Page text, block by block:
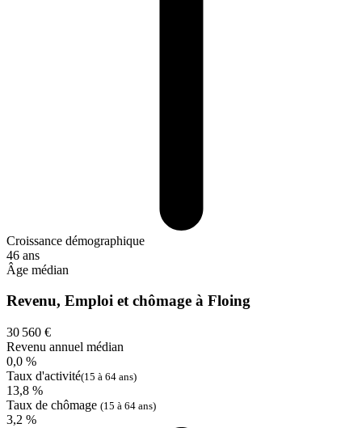
Croissance démographique
46 ans
Âge médian
Revenu, Emploi et chômage à Floing
30 560 €
Revenu annuel médian
0,0 %
Taux d'activité(15 à 64 ans)
13,8 %
Taux de chômage (15 à 64 ans)
3,2 %